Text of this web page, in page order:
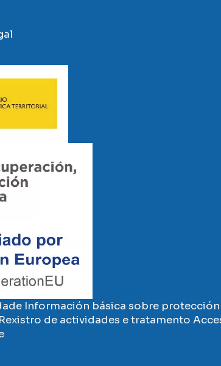
Información básica sobre
Rexistro de actividades e tratamento